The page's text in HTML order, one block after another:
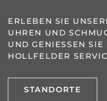
ERLEBEN SIE
UHREN UND
UND GENIESSEN SIE
OLLFELDER
STANDORTE